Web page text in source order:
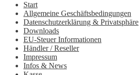
Start
Allgemeine Geschäftsbedingungen
Datenschutzerklärung & Privatsphäre
Downloads
EU-Steuer Informationen
Händler / Reseller
Impressum
Infos & News